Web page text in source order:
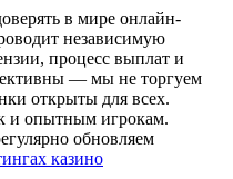
в мире онлайн-
независимую
процесс выплат и
— мы не торгуем
открыты для всех.
и опытным игрокам.
обновляем
казино